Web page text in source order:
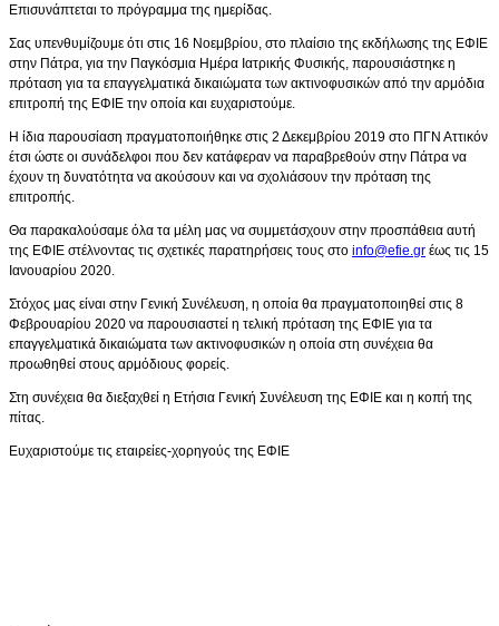
Επισυνάπτεται το πρόγραμμα της ημερίδας.
Σας υπενθυμίζουμε ότι στις 16 Νοεμβρίου, στο πλαίσιο της εκδήλωσης της ΕΦΙΕ
στην Πάτρα, για την Παγκόσμια Ημέρα Ιατρικής Φυσικής, παρουσιάστηκε η
πρόταση για τα επαγγελματικά δικαιώματα των ακτινοφυσικών από την αρμόδια
επιτροπή της ΕΦΙΕ την οποία και ευχαριστούμε.
Η ίδια παρουσίαση πραγματοποιήθηκε στις 2 Δεκεμβρίου 2019 στο ΠΓΝ Αττικόν
έτσι ώστε οι συνάδελφοι που δεν κατάφεραν να παραβρεθούν στην Πάτρα να
έχουν τη δυνατότητα να ακούσουν και να σχολιάσουν την πρόταση της
επιτροπής.
Θα παρακαλούσαμε όλα τα μέλη μας να συμμετάσχουν στην προσπάθεια αυτή
της ΕΦΙΕ στέλνοντας τις σχετικές παρατηρήσεις τους στο info@efie.gr έως τις 15
Ιανουαρίου 2020.
Στόχος μας είναι στην Γενική Συνέλευση, η οποία θα πραγματοποιηθεί στις 8
Φεβρουαρίου 2020 να παρουσιαστεί η τελική πρόταση της ΕΦΙΕ για τα
επαγγελματικά δικαιώματα των ακτινοφυσικών η οποία στη συνέχεια θα
προωθηθεί στους αρμόδιους φορείς.
Στη συνέχεια θα διεξαχθεί η Ετήσια Γενική Συνέλευση της ΕΦΙΕ και η κοπή της
πίτας.
Ευχαριστούμε τις εταιρείες-χορηγούς της ΕΦΙΕ